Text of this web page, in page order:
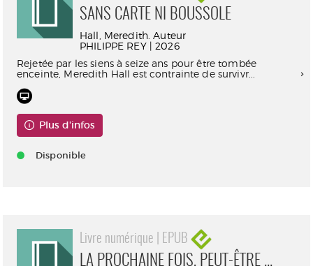
SANS CARTE NI BOUSSOLE
Hall, Meredith. Auteur
PHILIPPE REY | 2026
Rejetée par les siens à seize ans pour être tombée
enceinte, Meredith Hall est contrainte de survivr...
Plus d'infos
Disponible
Livre numérique | EPUB
LA PROCHAINE FOIS, PEUT-ÊTRE ...